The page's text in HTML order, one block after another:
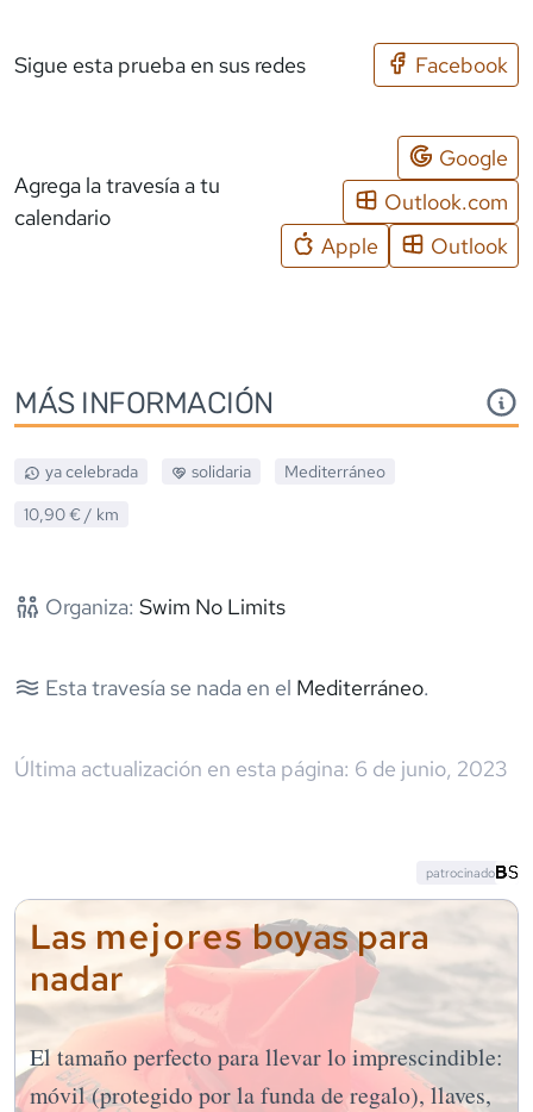
Sigue esta prueba en sus redes Facebook
Agrega la travesía a tu
calendario
Google
Outlook.com
Apple
Outlook
MÁS INFORMACIÓN
ya celebrada solidaria
Mediterráneo
10,90 € / km
Organiza: Swim No Limits
Esta travesía se nada en el Mediterráneo.
Última actualización en esta página: 6 de junio, 2023
Las mejoresboyas para
nadar
El tamaño perfecto para llevar lo imprescindible:
móvil (protegido por la funda de regalo), llaves,
patrocinado